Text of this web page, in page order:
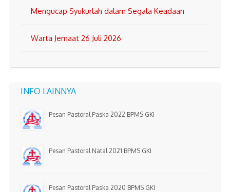
Mengucap Syukurlah dalam Segala Keadaan
Warta Jemaat 26 Juli 2026
INFO LAINNYA
Pesan Pastoral Paska 2022 BPMS GKI
Pesan Pastoral Natal 2021 BPMS GKI
Pesan Pastoral Paska 2020 BPMS GKI